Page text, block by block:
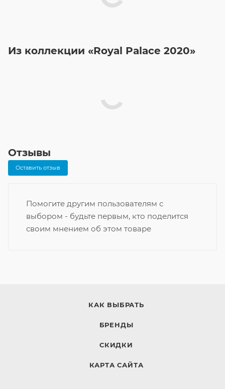
Из коллекции «Royal Palace 2020»
Отзывы
Оставить отзыв
Помогите другим пользователям с
выбором - будьте первым, кто поделится
своим мнением об этом товаре
КАК ВЫБРАТЬ
БРЕНДЫ
СКИДКИ
КАРТА САЙТА